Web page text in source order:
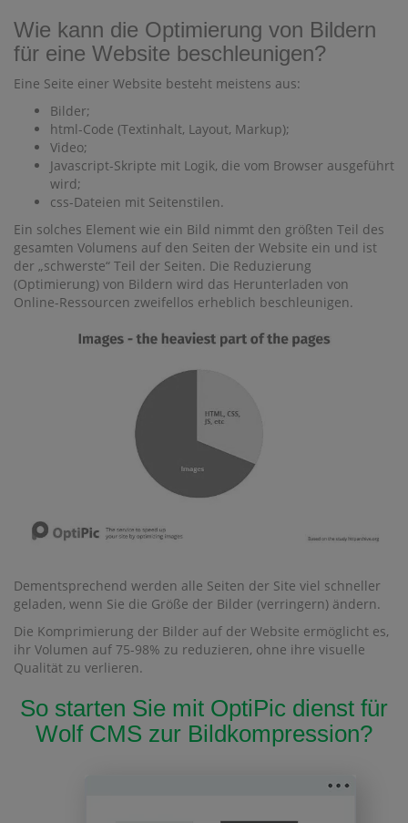
Wie kann die Optimierung von Bildern
für eine Website beschleunigen?
Eine Seite einer Website besteht meistens aus:
Bilder;
html-Code (Textinhalt, Layout, Markup);
Video;
Javascript-Skripte mit Logik, die vom Browser ausgeführt
wird;
css-Dateien mit Seitenstilen.
Ein solches Element wie ein Bild nimmt den größten Teil des
gesamten Volumens auf den Seiten der Website ein und ist
der „schwerste“ Teil der Seiten. Die Reduzierung
(Optimierung) von Bildern wird das Herunterladen von
Online-Ressourcen zweifellos erheblich beschleunigen.
Dementsprechend werden alle Seiten der Site viel schneller
geladen, wenn Sie die Größe der Bilder (verringern) ändern.
Die Komprimierung der Bilder auf der Website ermöglicht es,
ihr Volumen auf 75-98% zu reduzieren, ohne ihre visuelle
Qualität zu verlieren.
So starten Sie mit OptiPic dienst für
Wolf CMS zur Bildkompression?